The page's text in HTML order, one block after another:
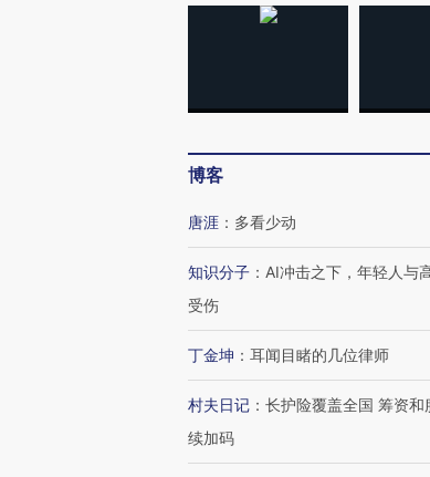
博客
唐涯 ： 多看少动
知识分子 ： AI冲击之下，年轻人与
受伤
丁金坤 ： 耳闻目睹的几位律师
村夫日记 ： 长护险覆盖全国 筹资和
续加码